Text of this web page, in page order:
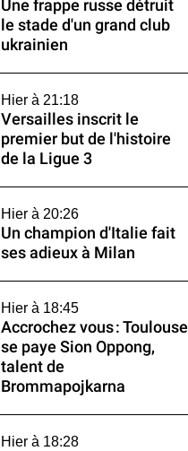
Une frappe russe détruit
le stade d'un grand club
ukrainien
Hier à 21:18
Versailles inscrit le
premier but de l'histoire
de la Ligue 3
Hier à 20:26
Un champion d'Italie fait
ses adieux à Milan
Hier à 18:45
Accrochez vous : Toulouse
se paye Sion Oppong,
talent de
Brommapojkarna
Hier à 18:28